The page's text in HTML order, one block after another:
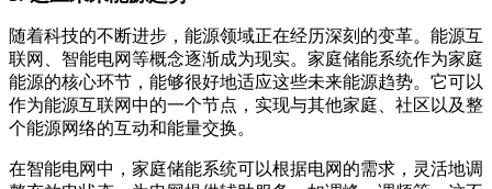
随着科技的不断进步，能源领域正在经历深刻的变革。能源互
联网、智能电网等概念逐渐成为现实。家庭储能系统作为家庭
能源的核心环节，能够很好地适应这些未来能源趋势。它可以
作为能源互联网中的一个节点，实现与其他家庭、社区以及整
个能源网络的互动和能量交换。
在智能电网中，家庭储能系统可以根据电网的需求，灵活地调